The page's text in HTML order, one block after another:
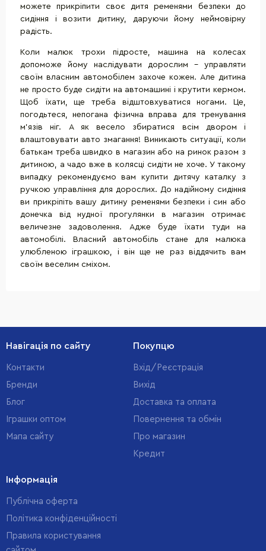
можете прикріпити своє дитя ременями безпеки до
сидіння і возити дитину, даруючи йому неймовірну
радість.
Коли малюк трохи підросте, машина на колесах
допоможе йому наслідувати дорослим - управляти
своїм власним автомобілем захоче кожен. Але дитина
не просто буде сидіти на автомашині і крутити кермом.
Щоб їхати, ще треба відштовхуватися ногами. Це,
погодьтеся, непогана фізична вправа для тренування
м'язів ніг. А як весело збиратися всім двором і
влаштовувати авто змагання! Виникають ситуації, коли
батькам треба швидко в магазин або на ринок разом з
дитиною, а чадо вже в колясці сидіти не хоче. У такому
випадку рекомендуємо вам купити дитячу каталку з
ручкою управління для дорослих. До надійному сидіння
ви прикріпіть вашу дитину ременями безпеки і син або
донечка від нудної прогулянки в магазин отримає
величезне задоволення. Адже буде їхати туди на
автомобілі. Власний автомобіль стане для малюка
улюбленою іграшкою, і він ще не раз віддячить вам
своїм веселим сміхом.
Навігація по сайту
Контакти
Бренди
Блог
Іграшки оптом
Мапа сайту
Покупцю
Вхід/Реєстрація
Вихід
Доставка та оплата
Повернення та обмін
Про магазин
Кредит
Інформація
Публічна оферта
Політика конфіденційності
Правила користування